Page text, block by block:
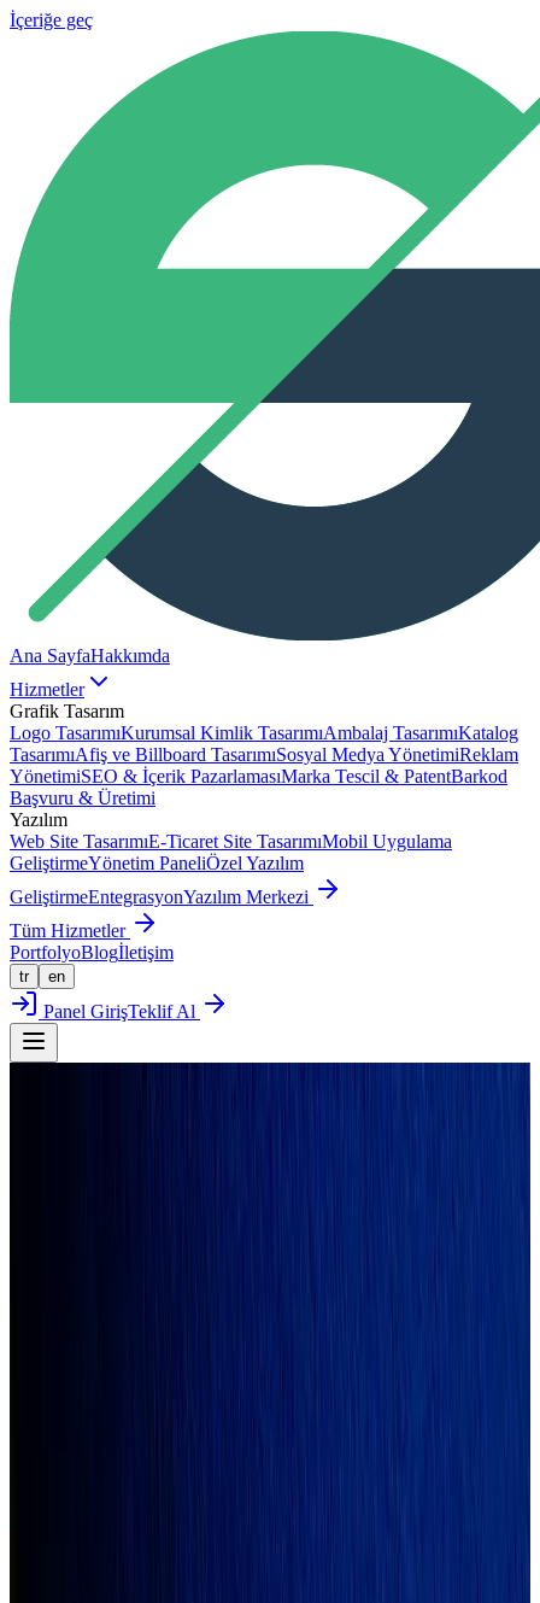
İçeriğe geç
Ana SayfaHakkımda
Hizmetler
Grafik Tasarım
Logo TasarımıKurumsal Kimlik TasarımıAmbalaj TasarımıKatalog
TasarımıAfiş ve Billboard TasarımıSosyal Medya YönetimiReklam
YönetimiSEO & İçerik PazarlamasıMarka Tescil & PatentBarkod
Başvuru & Üretimi
Yazılım
Web Site TasarımıE-Ticaret Site TasarımıMobil Uygulama
GeliştirmeYönetim PaneliÖzel Yazılım
GeliştirmeEntegrasyonYazılım Merkezi
Tüm Hizmetler
PortfolyoBlogİletişim
tr en
Panel GirişTeklif Al